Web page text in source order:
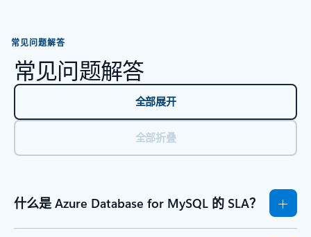
常见问题解答
常见问题解答
全部展开
全部折叠
什么是 Azure Database for MySQL 的 SLA？